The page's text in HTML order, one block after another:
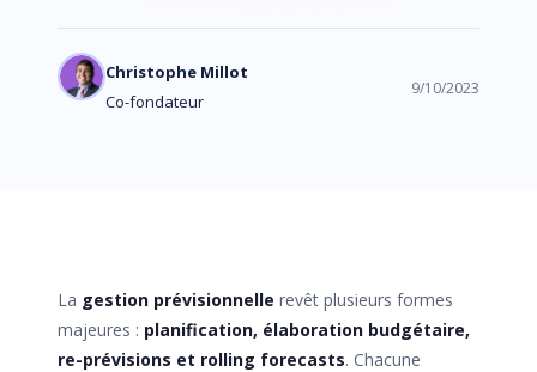
Christophe Millot
Co-fondateur
9/10/2023
La gestion prévisionnelle revêt plusieurs formes
majeures : planification, élaboration budgétaire,
re-prévisions et rolling forecasts. Chacune